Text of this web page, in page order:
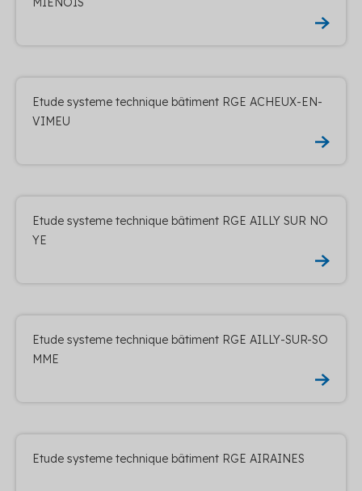
Etude systeme technique bâtiment RGE ACHEUX-EN-
VIMEU
Etude systeme technique bâtiment RGE AILLY SUR NO
YE
Etude systeme technique bâtiment RGE AILLY-SUR-SO
MME
Etude systeme technique bâtiment RGE AIRAINES